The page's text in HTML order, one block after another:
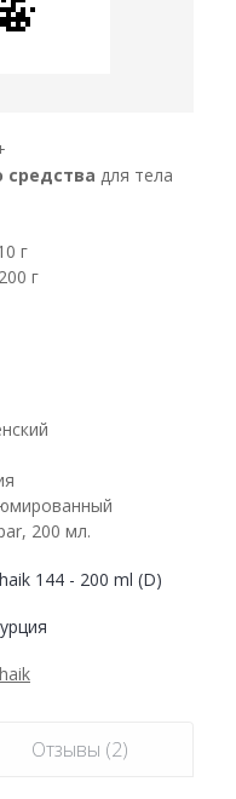
средства для тела
г
200 г
200 мл.
144 - 200 ml (D)
Отзывы (2)